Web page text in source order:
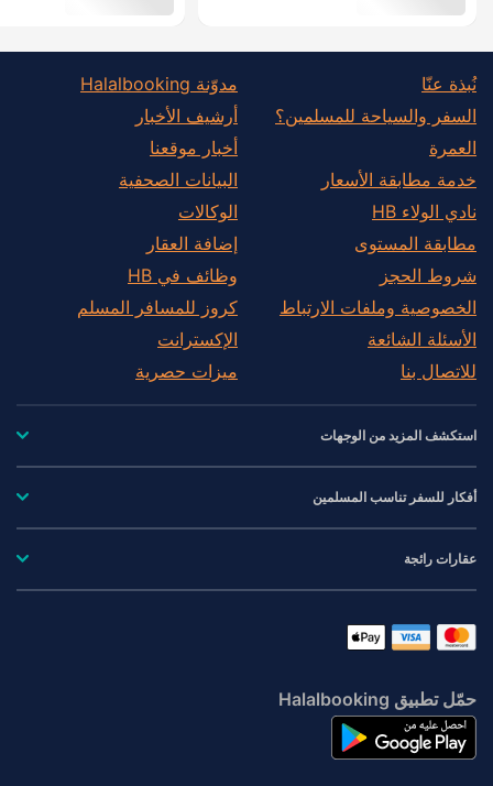
نُبذة عنّا
السفر والسياحة للمسلمين؟
العمرة
خدمة مطابقة الأسعار
نادي الولاء HB
مطابقة المستوى
شروط الحجز
الخصوصية وملفات الارتباط
الأسئلة الشائعة
للاتصال بنا
مدوّنة Halalbooking
أرشيف الأخبار
أخبار موقعنا
البيانات الصحفية
الوكالات
إضافة العقار
وظائف في HB
كروز للمسافر المسلم
الإكسترانت
ميزات حصرية
استكشف المزيد من الوجهات
أفكار للسفر تناسب المسلمين
عقارات رائجة
حمّل تطبيق Halalbooking